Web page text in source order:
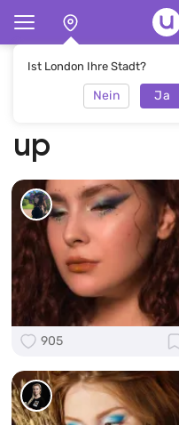
Ist London Ihre Stadt?
Nein Ja
Hauptseite Make-up
Weißes
up
905